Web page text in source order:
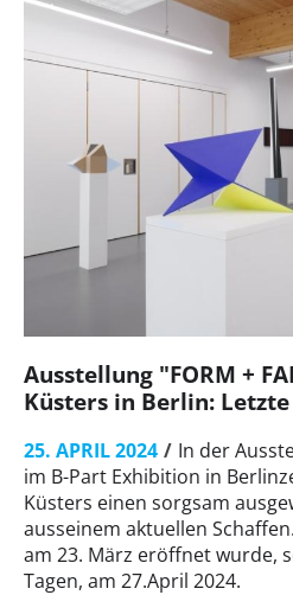
Ausstellung "FORM +
Küsters in Berlin: Letzte
25. APRIL 2024
In der
im B-Part Exhibition in
Küsters einen sorgsam
ausseinem aktuellen
am 23. März eröffnet wurde,
Tagen, am 27.April 2024.